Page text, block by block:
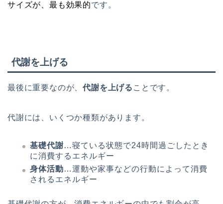
サイズが、最も効果的です。
代謝を上げる
最後に重要なのが、代謝を上げる ことです。
代謝には、いくつか種類があります。
基礎代謝…寝ている状態で24時間過ごしたとき
に消費するエネルギー
身体活動…運動や家事などの行動によって消費
されるエネルギー